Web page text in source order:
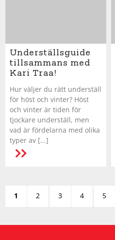
Underställsguide
tillsammans med
Kari Traa!
Hur väljer du rätt underställ
för höst och vinter? Höst
och vinter är tiden för
tjockare underställ, men
vad är fördelarna med olika
typer av [...]
LÄS MER
1 2 3 4 5